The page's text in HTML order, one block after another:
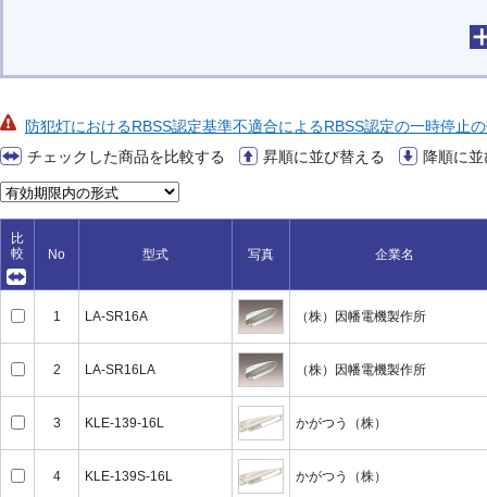
防犯灯におけるRBSS認定基準不適合によるRBSS認定の一時停止
チェックした商品を比較する
昇順に並び替える 降順に
比
較
No 型式 写真 企業名
1 LA-SR16A （株）因幡電機製作所
2 LA-SR16LA （株）因幡電機製作所
3 KLE-139-16L かがつう（株）
4 KLE-139S-16L かがつう（株）